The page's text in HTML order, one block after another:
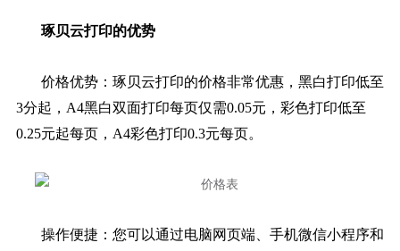
琢贝云打印的优势
价格优势：琢贝云打印的价格非常优惠，黑白打印低至
3分起，A4黑白双面打印每页仅需0.05元，彩色打印低至
0.25元起每页，A4彩色打印0.3元每页。
操作便捷：您可以通过电脑网页端、手机微信小程序和